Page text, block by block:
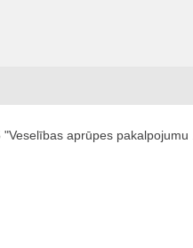
aprūpes pakalpojumu ..